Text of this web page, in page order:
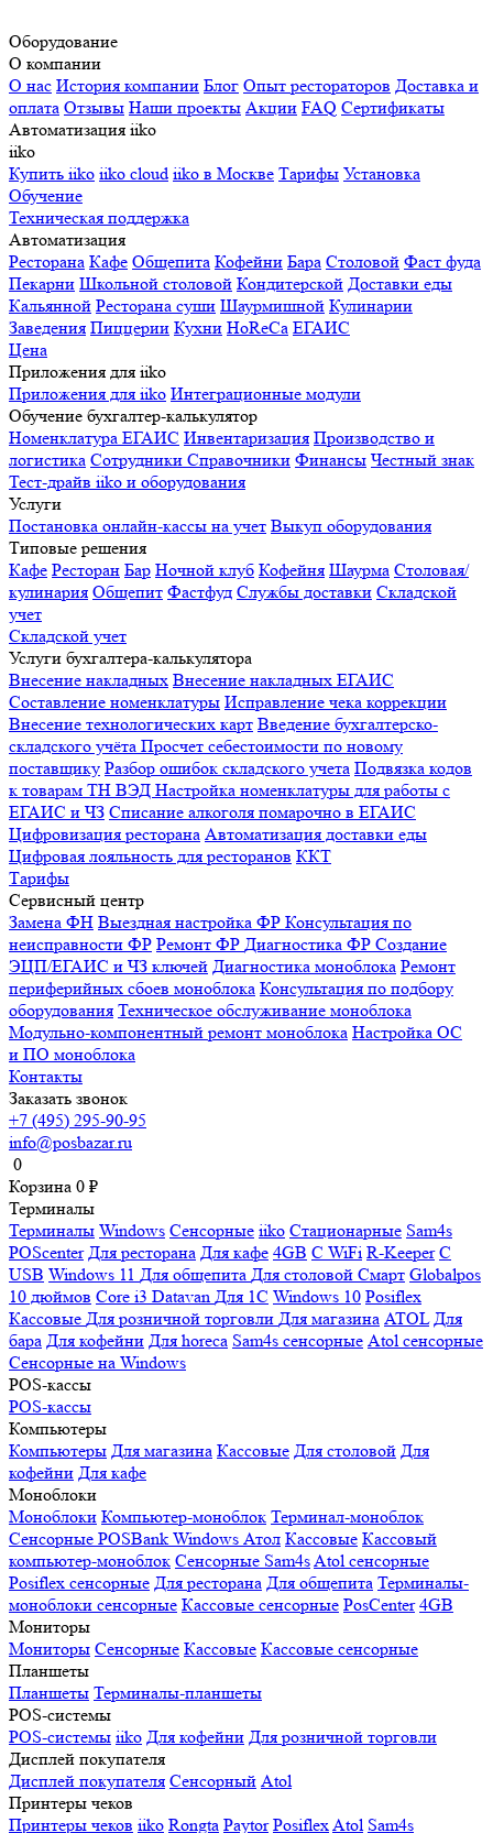
Оборудование
О компании
О нас История компании Блог Опыт рестораторов Доставка и
оплата Отзывы Наши проекты Акции FAQ Сертификаты
Автоматизация iiko
iiko
Купить iiko iiko cloud iiko в Москве Тарифы Установка
Обучение
Техническая поддержка
Автоматизация
Ресторана Кафе Общепита Кофейни Бара Столовой Фаст фуда
Пекарни Школьной столовой Кондитерской Доставки еды
Кальянной Ресторана суши Шаурмишной Кулинарии
Заведения Пиццерии Кухни HoReCa ЕГАИС
Цена
Приложения для iiko
Приложения для iiko Интеграционные модули
Обучение бухгалтер-калькулятор
Номенклатура ЕГАИС Инвентаризация Производство и
логистика Сотрудники Справочники Финансы Честный знак
Тест-драйв iiko и оборудования
Услуги
Постановка онлайн-кассы на учет Выкуп оборудования
Типовые решения
Кафе Ресторан Бар Ночной клуб Кофейня Шаурма Столовая/
кулинария Общепит Фастфуд Службы доставки Складской
учет
Складской учет
Услуги бухгалтера-калькулятора
Внесение накладных Внесение накладных ЕГАИС
Составление номенклатуры Исправление чека коррекции
Внесение технологических карт Введение бухгалтерско-
складского учёта Просчет себестоимости по новому
поставщику Разбор ошибок складского учета Подвязка кодов
к товарам ТН ВЭД Настройка номенклатуры для работы с
ЕГАИС и ЧЗ Списание алкоголя помарочно в ЕГАИС
Цифровизация ресторана Автоматизация доставки еды
Цифровая лояльность для ресторанов ККТ
Тарифы
Сервисный центр
Замена ФН Выездная настройка ФР Консультация по
неисправности ФР Ремонт ФР Диагностика ФР Создание
ЭЦП/ЕГАИС и ЧЗ ключей Диагностика моноблока Ремонт
периферийных сбоев моноблока Консультация по подбору
оборудования Техническое обслуживание моноблока
Модульно-компонентный ремонт моноблока Настройка ОС
и ПО моноблока
Контакты
Заказать звонок
+7 (495) 295-90-95
info@posbazar.ru
0
Корзина 0 ₽
Терминалы
Терминалы Windows Сенсорные iiko Стационарные Sam4s
POScenter Для ресторана Для кафе 4GB С WiFi R-Keeper С
USB Windows 11 Для общепита Для столовой Смарт Globalpos
10 дюймов Core i3 Datavan Для 1С Windows 10 Posiflex
Кассовые Для розничной торговли Для магазина ATOL Для
бара Для кофейни Для horeca Sam4s сенсорные Atol сенсорные
Сенсорные на Windows
POS-кассы
POS-кассы
Компьютеры
Компьютеры Для магазина Кассовые Для столовой Для
кофейни Для кафе
Моноблоки
Моноблоки Компьютер-моноблок Терминал-моноблок
Сенсорные POSBank Windows Атол Кассовые Кассовый
компьютер-моноблок Сенсорные Sam4sAtol сенсорные
Posiflex сенсорные Для ресторана Для общепита Терминалы-
моноблоки сенсорные Кассовые сенсорные PosCenter 4GB
Мониторы
Мониторы Сенсорные Кассовые Кассовые сенсорные
Планшеты
Планшеты Терминалы-планшеты
POS-системы
POS-системы iiko Для кофейни Для розничной торговли
Дисплей покупателя
Дисплей покупателя Сенсорный Atol
Принтеры чеков
Принтеры чеков iiko Rongta Paytor PosiflexAtol Sam4s